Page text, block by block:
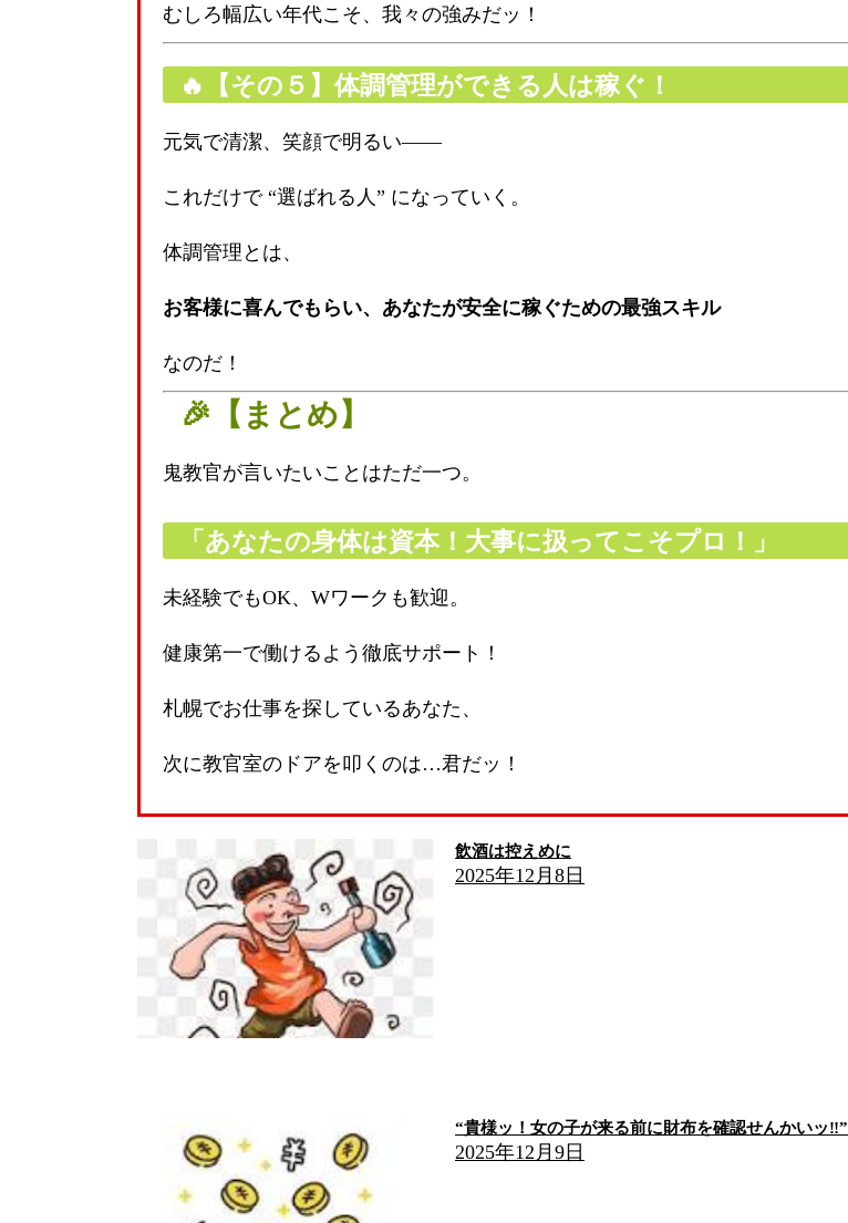
むしろ幅広い年代こそ、我々の強みだッ！
🔥【その５】体調管理ができる人は稼ぐ！
元気で清潔、笑顔で明るい——
これだけで “選ばれる人” になっていく。
体調管理とは、
お客様に喜んでもらい、あなたが安全に稼ぐための最強スキル
なのだ！
🎉【まとめ】
鬼教官が言いたいことはただ一つ。
「あなたの身体は資本！大事に扱ってこそプロ！」
未経験でもOK、Wワークも歓迎。
健康第一で働けるよう徹底サポート！
札幌でお仕事を探しているあなた、
次に教官室のドアを叩くのは…君だッ！
飲酒は控えめに
2025年12月8日
“貴様ッ！女の子が来る前に財布を確認せんかいッ‼”
2025年12月9日